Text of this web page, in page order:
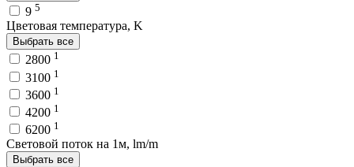
9 5
Цветовая температура, K
Выбрать все
2800 1
3100 1
3600 1
4200 1
6200 1
Световой поток на 1м, lm/m
Выбрать все